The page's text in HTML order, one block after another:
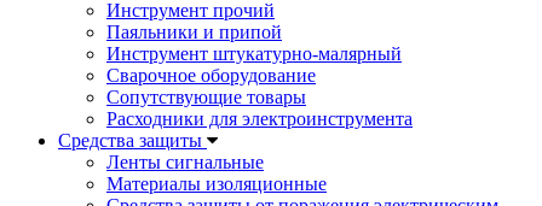
Инструмент прочий
Паяльники и припой
Инструмент штукатурно-малярный
Сварочное оборудование
Сопутствующие товары
Расходники для электроинструмента
Cредства защиты
Ленты сигнальные
Материалы изоляционные